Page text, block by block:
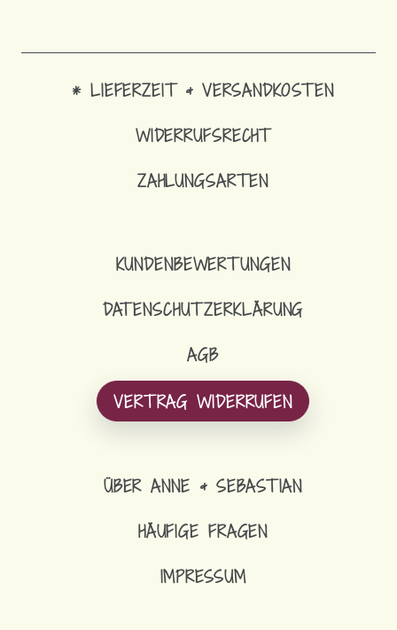
* LIEFERZEIT & VERSANDKOSTEN
WIDERRUFSRECHT
ZAHLUNGSARTEN
KUNDENBEWERTUNGEN
DATENSCHUTZERKLÄRUNG
AGB
VERTRAG WIDERRUFEN
ÜBER ANNE & SEBASTIAN
HÄUFIGE FRAGEN
IMPRESSUM